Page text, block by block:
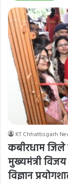
KT Chhattisgarh
कबीरधाम जिले
मुख्यमंत्री विजय
विज्ञान